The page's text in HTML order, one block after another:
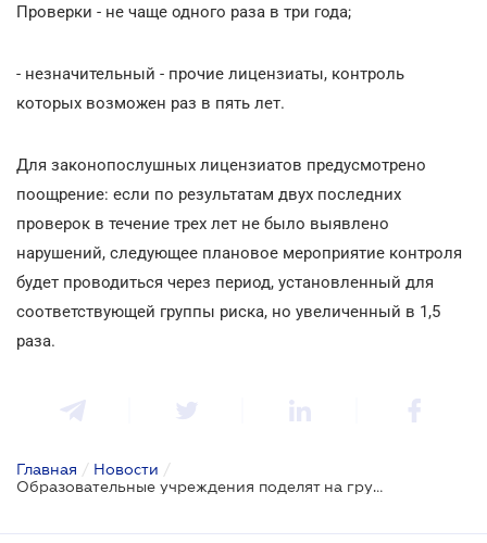
Проверки - не чаще одного раза в три года;
- незначительный - прочие лицензиаты, контроль
которых возможен раз в пять лет.
Для законопослушных лицензиатов предусмотрено
поощрение: если по результатам двух последних
проверок в течение трех лет не было выявлено
нарушений, следующее плановое мероприятие контроля
будет проводиться через период, установленный для
соответствующей группы риска, но увеличенный в 1,5
раза.
Главная / Новости /
Образовательные учреждения поделят на группы в зависимости от степени риска